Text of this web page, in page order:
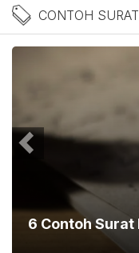
Berita
CONTOH
6 Contoh